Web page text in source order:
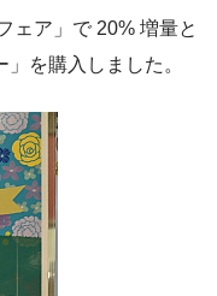
ェア」で 20% 増量と
を購入しました。